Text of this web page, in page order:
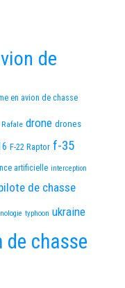
de
en avion de chasse
drone drones
F-22 Raptor f-35
artificielle interception
de chasse
typhoon ukraine
de chasse